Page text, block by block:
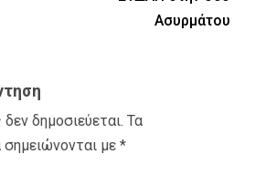
Ασυρμάτου
δημοσιεύεται. Τα
με *